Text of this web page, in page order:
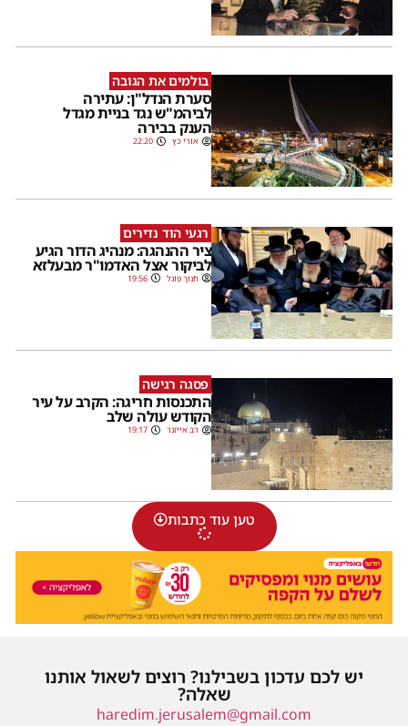
בולמים את הגובה
סערת הנדל"ן: עתירה
לביהמ"ש נגד בניית מגדל
הענק בבירה
אורי כץ 22:20
רגעי הוד נדירים
ציר ההנהגה: מנהיג הדור הגיע
לביקור אצל האדמו"ר מבעלזא
חנוך פוגל 19:56
פסגה רגישה
התכנסות חריגה: הקרב על עיר
הקודש עולה שלב
דב אייזנר 19:17
טען עוד כתבות
יש לכם עדכון בשבילנו? רוצים לשאול אותנו
שאלה?
haredim.jerusalem@gmail.com